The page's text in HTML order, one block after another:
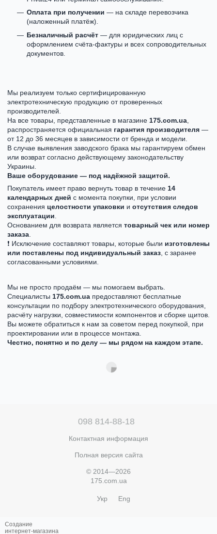
Оплата при получении — на складе перевозчика
(наложенный платёж).
Безналичный расчёт — для юридических лиц с
оформлением счёта-фактуры и всех сопроводительных
документов.
Мы реализуем только сертифицированную
электротехническую продукцию от проверенных
производителей.
На все товары, представленные в магазине 175.com.ua
распространяется официальная гарантия производителя —
от 12 до 36 месяцев в зависимости от бренда и модели.
В случае выявления заводского брака мы гарантируем обмен
или возврат согласно действующему законодательству
Украины.
Ваше оборудование — под надёжной защитой.
Покупатель имеет право вернуть товар в течение 14
календарных дней с момента покупки, при условии
сохранения целостности упаковки и отсутствия следов
эксплуатации
Основанием для возврата является товарный чек или номер
заказа
❗ Исключение составляют товары, которые были изготовлены
или поставлены под индивидуальный заказ , с заранее
согласованными условиями.
Мы не просто продаём — мы помогаем выбрать.
Специалисты 175.com.ua предоставляют бесплатные
консультации по подбору электротехнического оборудования,
расчёту нагрузки, совместимости компонентов и сборке щитов.
Вы можете обратиться к нам за советом перед покупкой, при
проектировании или в процессе монтажа.
Честно, понятно и по делу — мы рядом на каждом этапе.
098 814-88-18
Контактная информация
Полная версия сайта
© 2014—2026
175.com.ua
Укр Eng
Создание
интернет-магазина